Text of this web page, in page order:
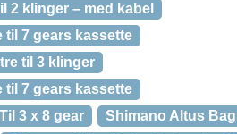
2 klinger – med kabel
til 7 gears kassette
til 3 klinger
til 7 gears kassette
3 x 8 gear
Shimano Altus